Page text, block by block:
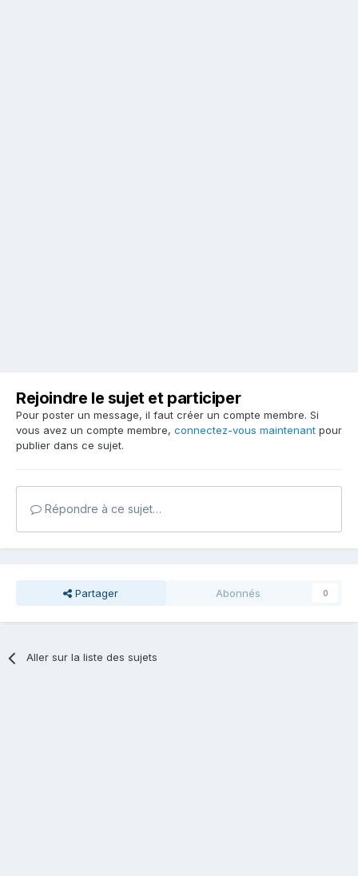
Rejoindre le sujet et participer
Pour poster un message, il faut créer un compte membre. Si
vous avez un compte membre, connectez-vous maintenant pour
publier dans ce sujet.
Répondre à ce sujet…
Partager Abonnés 0
Aller sur la liste des sujets